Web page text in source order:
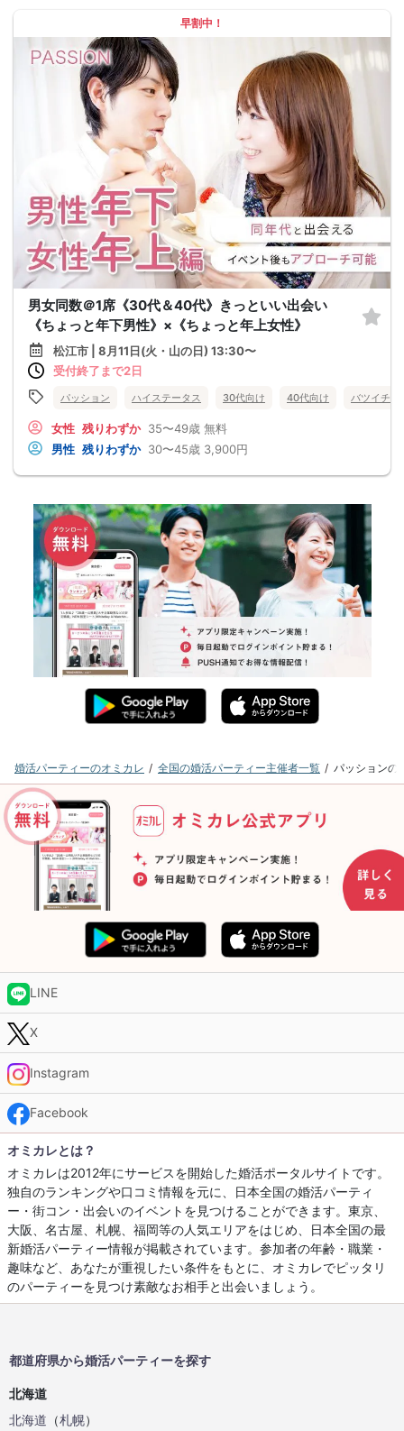
早割中！
男女同数＠1席《30代＆40代》きっといい出会い
《ちょっと年下男性》×《ちょっと年上女性》
松江市 | 8月11日(火・山の日) 13:30〜
受付終了まで2日
パッション ハイステータス 30代向け 40代向け バツイチ・
女性 残りわずか 35〜49歳 無料
男性 残りわずか 30〜45歳 3,900円
婚活パーティーのオミカレ 全国の婚活パーティー主催者一覧 パッションの
LINE
X
Instagram
Facebook
オミカレとは？
オミカレは2012年にサービスを開始した婚活ポータルサイトです。
独自のランキングや口コミ情報を元に、日本全国の婚活パーティ
ー・街コン・出会いのイベントを見つけることができます。東京、
大阪、名古屋、札幌、福岡等の人気エリアをはじめ、日本全国の最
新婚活パーティー情報が掲載されています。参加者の年齢・職業・
趣味など、あなたが重視したい条件をもとに、オミカレでピッタリ
のパーティーを見つけ素敵なお相手と出会いましょう。
都道府県から婚活パーティーを探す
北海道
北海道 （札幌）